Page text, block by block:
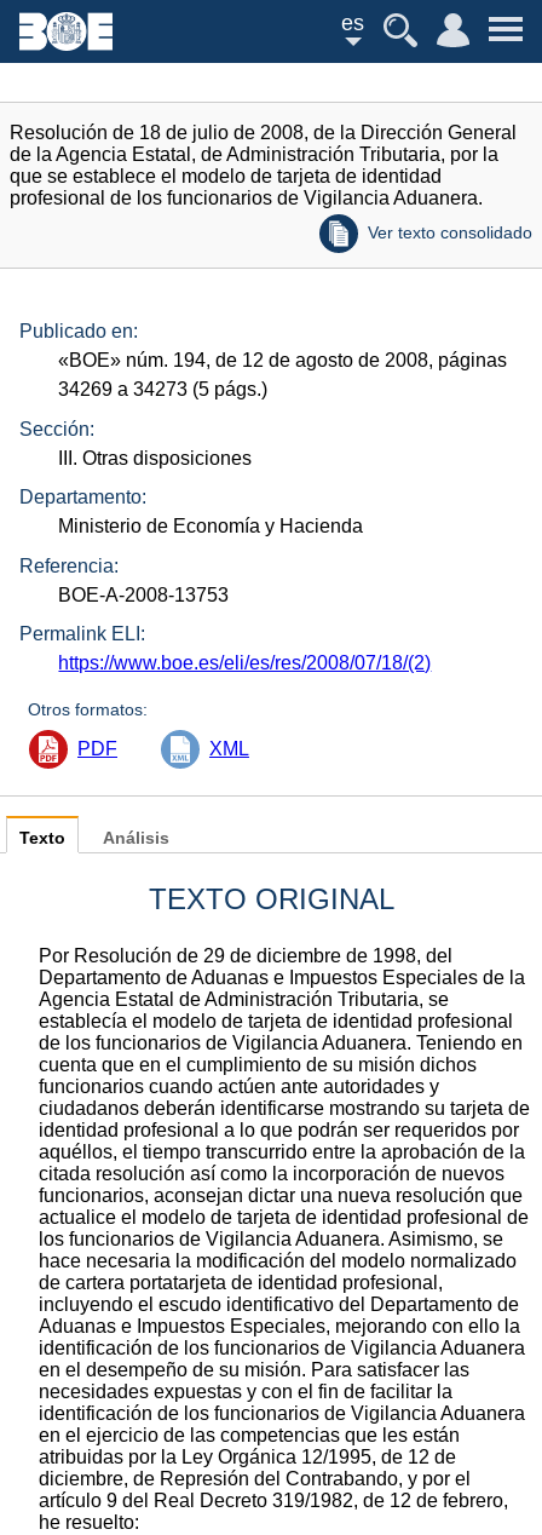
es
Resolución de 18 de julio de 2008, de la Dirección General
de la Agencia Estatal, de Administración Tributaria, por la
que se establece el modelo de tarjeta de identidad
profesional de los funcionarios de Vigilancia Aduanera.
Ver texto consolidado
Publicado en:
«BOE» núm. 194, de 12 de agosto de 2008, páginas
34269 a 34273 (5 págs.)
Sección:
III. Otras disposiciones
Departamento:
Ministerio de Economía y Hacienda
Referencia:
BOE-A-2008-13753
Permalink ELI:
https://www.boe.es/eli/es/res/2008/07/18/(2)
Otros formatos:
PDF XML
Texto
TEXTO ORIGINAL
Por Resolución de 29 de diciembre de 1998, del
Departamento de Aduanas e Impuestos Especiales de la
Agencia Estatal de Administración Tributaria, se
establecía el modelo de tarjeta de identidad profesional
de los funcionarios de Vigilancia Aduanera. Teniendo en
cuenta que en el cumplimiento de su misión dichos
funcionarios cuando actúen ante autoridades y
ciudadanos deberán identificarse mostrando su tarjeta de
identidad profesional a lo que podrán ser requeridos por
aquéllos, el tiempo transcurrido entre la aprobación de la
citada resolución así como la incorporación de nuevos
funcionarios, aconsejan dictar una nueva resolución que
actualice el modelo de tarjeta de identidad profesional de
los funcionarios de Vigilancia Aduanera. Asimismo, se
hace necesaria la modificación del modelo normalizado
de cartera portatarjeta de identidad profesional,
incluyendo el escudo identificativo del Departamento de
Aduanas e Impuestos Especiales, mejorando con ello la
identificación de los funcionarios de Vigilancia Aduanera
en el desempeño de su misión. Para satisfacer las
necesidades expuestas y con el fin de facilitar la
identificación de los funcionarios de Vigilancia Aduanera
en el ejercicio de las competencias que les están
atribuidas por la Ley Orgánica 12/1995, de 12 de
diciembre, de Represión del Contrabando, y por el
artículo 9 del Real Decreto 319/1982, de 12 de febrero,
he resuelto:
Análisis